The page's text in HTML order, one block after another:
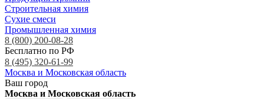
Строительная химия
Сухие смеси
Промышленная химия
8 (800) 200-08-28
Бесплатно по РФ
8 (495) 320-61-99
Москва и Московская область
Ваш город
Москва и Московская область